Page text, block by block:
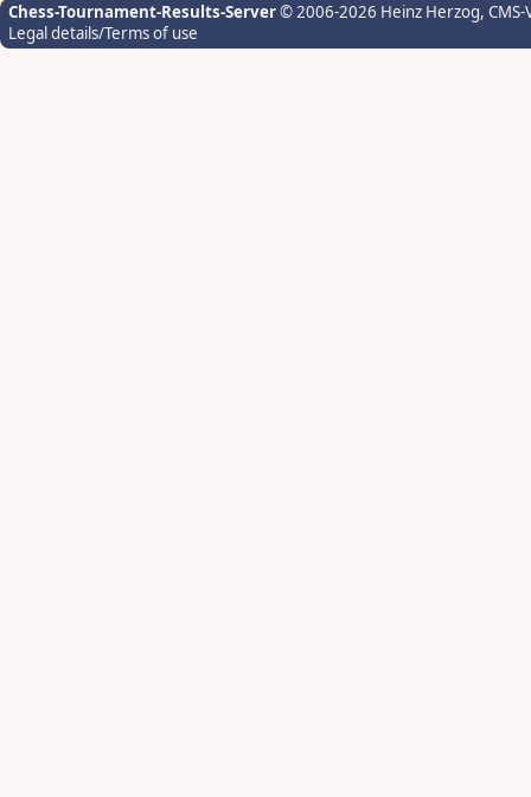
Chess-Tournament-Results-Server© 2006-2026 Heinz Herzog,
Legal details/Terms of use